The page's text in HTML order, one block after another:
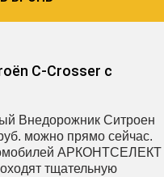
C-Crosser с
Внедорожник Ситроен
можно прямо сейчас.
АРКОНТСЕЛЕКТ
тщательную